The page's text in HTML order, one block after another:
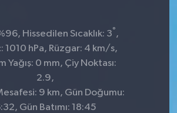
Hissedilen Sıcaklık: 3° ,
1010 hPa, Rüzgar: 4 km/s,
Yağış: 0 mm, Çiy Noktası:
2.9,
9 km, Gün Doğumu:
Gün Batımı: 18:45